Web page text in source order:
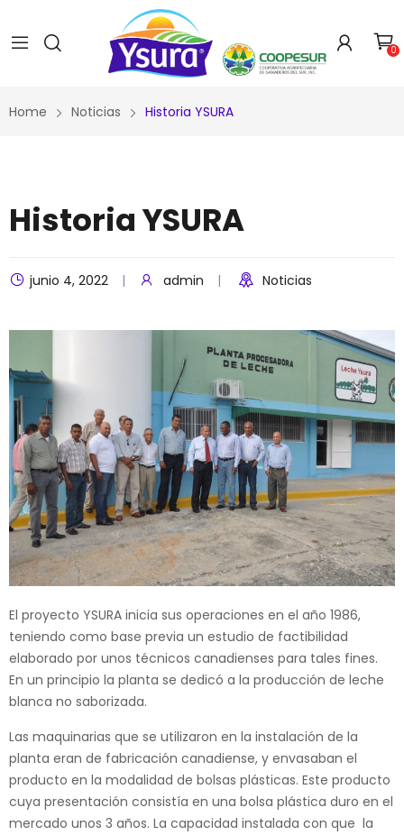
0
Home Noticias Historia YSURA
Historia YSURA
junio 4, 2022 admin Noticias
El proyecto YSURA inicia sus operaciones en el año 1986,
teniendo como base previa un estudio de factibilidad
elaborado por unos técnicos canadienses para tales fines.
En un principio la planta se dedicó a la producción de leche
blanca no saborizada.
Las maquinarias que se utilizaron en la instalación de la
planta eran de fabricación canadiense, y envasaban el
producto en la modalidad de bolsas plásticas. Este producto
cuya presentación consistía en una bolsa plástica duro en el
mercado unos 3 años. La capacidad instalada con que la